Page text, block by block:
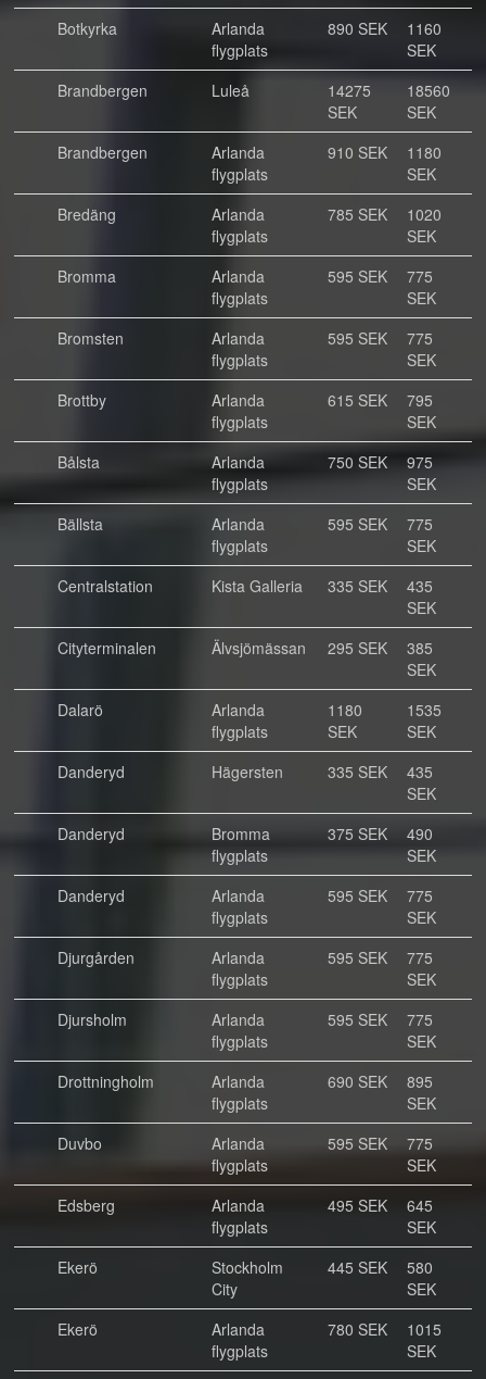
Botkyrka
Arlanda
flygplats
890 SEK
1160
SEK
Brandbergen
Luleå
14275
SEK
18560
SEK
Brandbergen
Arlanda
flygplats
910 SEK
1180
SEK
Bredäng
Arlanda
flygplats
785 SEK
1020
SEK
Bromma
Arlanda
flygplats
595 SEK
775
SEK
Bromsten
Arlanda
flygplats
595 SEK
775
SEK
Brottby
Arlanda
flygplats
615 SEK
795
SEK
Bålsta
Arlanda
flygplats
750 SEK
975
SEK
Bällsta
Arlanda
flygplats
595 SEK
775
SEK
Centralstation
Kista Galleria 335 SEK
435
SEK
Cityterminalen
Älvsjömässan 295 SEK
385
SEK
Dalarö
Arlanda
flygplats
1180
SEK
1535
SEK
Danderyd
Hägersten 335 SEK
435
SEK
Danderyd
Bromma
flygplats
375 SEK
490
SEK
Danderyd
Arlanda
flygplats
595 SEK
775
SEK
Djurgården
Arlanda
flygplats
595 SEK
775
SEK
Djursholm
Arlanda
flygplats
595 SEK
775
SEK
Drottningholm
Arlanda
flygplats
690 SEK
895
SEK
Duvbo
Arlanda
flygplats
595 SEK
775
SEK
Edsberg
Arlanda
flygplats
495 SEK
645
SEK
Ekerö
Stockholm
City
445 SEK
580
SEK
Ekerö
Arlanda
flygplats
780 SEK
1015
SEK